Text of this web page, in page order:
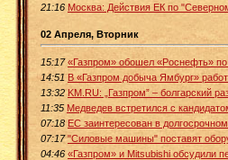
21:16 Москва: Действия ЕК по
02 Апреля, Вторник
15:17 «Газпром» обошел «Роснефть» по
14:51 В «Газпром добыча Ямбург»
13:32 KM.RU: „Газпром” – болгарский
11:35 Медведев встретился с
07:18 ЕС заинтересован в
07:17 "Силовые машины" поставят
04:46 «Газпром» и Mitsubishi обсудили